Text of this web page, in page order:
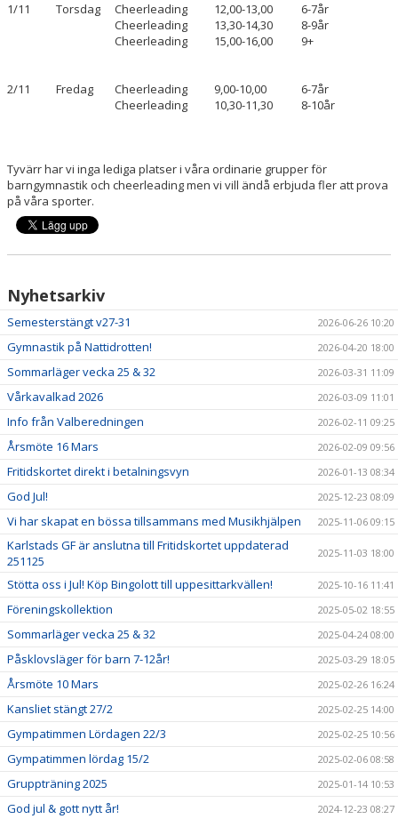
1/11
Torsdag Cheerleading 12,00-13,00
6-7år
Cheerleading
13,30-14,30
8-9år
Cheerleading
15,00-16,00 9+
2/11 Fredag Cheerleading 9,00-10,00
6-7år
Cheerleading
10,30-11,30 8-10år
Tyvärr har vi inga lediga platser i våra ordinarie grupper för
barngymnastik och cheerleading men vi vill ändå erbjuda fler att prova
på våra sporter.
Nyhetsarkiv
Semesterstängt v27-31 2026-06-26 10:20
Gymnastik på Nattidrotten! 2026-04-20 18:00
Sommarläger vecka 25 & 32 2026-03-31 11:09
Vårkavalkad 2026 2026-03-09 11:01
Info från Valberedningen 2026-02-11 09:25
Årsmöte 16 Mars 2026-02-09 09:56
Fritidskortet direkt i betalningsvyn 2026-01-13 08:34
God Jul! 2025-12-23 08:09
Vi har skapat en bössa tillsammans med Musikhjälpen 2025-11-06 09:15
Karlstads GF är anslutna till Fritidskortet uppdaterad
251125
2025-11-03 18:00
Stötta oss i Jul! Köp Bingolott till uppesittarkvällen! 2025-10-16 11:41
Föreningskollektion 2025-05-02 18:55
Sommarläger vecka 25 & 32 2025-04-24 08:00
Påsklovsläger för barn 7-12år! 2025-03-29 18:05
Årsmöte 10 Mars 2025-02-26 16:24
Kansliet stängt 27/2 2025-02-25 14:00
Gympatimmen Lördagen 22/3 2025-02-25 10:56
Gympatimmen lördag 15/2 2025-02-06 08:58
Gruppträning 2025 2025-01-14 10:53
God jul & gott nytt år! 2024-12-23 08:27